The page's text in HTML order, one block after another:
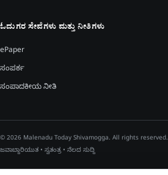
ಓದುಗರ ಸೇವೆಗಳು ಮತ್ತು ನೀತಿಗಳು
ePaper
ಸಂಪರ್ಕ
ಸಂಪಾದಕೀಯ ನೀತಿ
© 2026 Malenadu Today Shivamogga. All rights reserved.
ಜವಾಬ್ದಾರಿಯುತ • ಸ್ವತಂತ್ರ • ನೆಲದ ಸುದ್ದಿ